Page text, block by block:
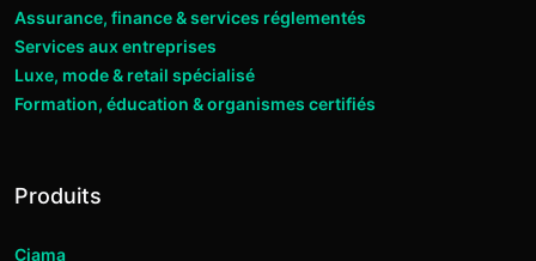
Assurance, finance & services réglementés
Services aux entreprises
Luxe, mode & retail spécialisé
Formation, éducation & organismes certifiés
Produits
Ciama